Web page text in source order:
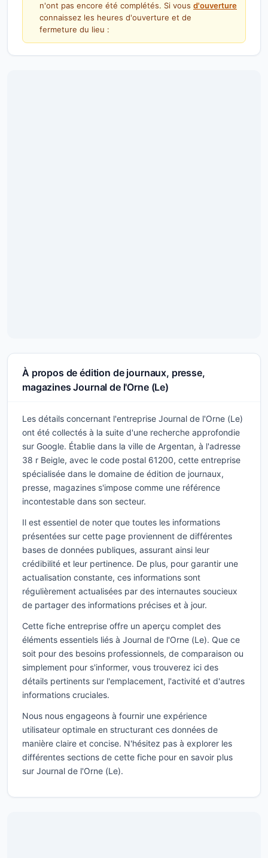
n'ont pas encore été complétés. Si vous
connaissez les heures d'ouverture et de
fermeture du lieu :
d'ouverture
À propos de édition de journaux, presse,
magazines Journal de l'Orne (Le)
Les détails concernant l'entreprise Journal de l'Orne (Le)
ont été collectés à la suite d'une recherche approfondie
sur Google. Établie dans la ville de Argentan, à l'adresse
38 r Beigle, avec le code postal 61200, cette entreprise
spécialisée dans le domaine de édition de journaux,
presse, magazines s'impose comme une référence
incontestable dans son secteur.
Il est essentiel de noter que toutes les informations
présentées sur cette page proviennent de différentes
bases de données publiques, assurant ainsi leur
crédibilité et leur pertinence. De plus, pour garantir une
actualisation constante, ces informations sont
régulièrement actualisées par des internautes soucieux
de partager des informations précises et à jour.
Cette fiche entreprise offre un aperçu complet des
éléments essentiels liés à Journal de l'Orne (Le). Que ce
soit pour des besoins professionnels, de comparaison ou
simplement pour s'informer, vous trouverez ici des
détails pertinents sur l'emplacement, l'activité et d'autres
informations cruciales.
Nous nous engageons à fournir une expérience
utilisateur optimale en structurant ces données de
manière claire et concise. N'hésitez pas à explorer les
différentes sections de cette fiche pour en savoir plus
sur Journal de l'Orne (Le).